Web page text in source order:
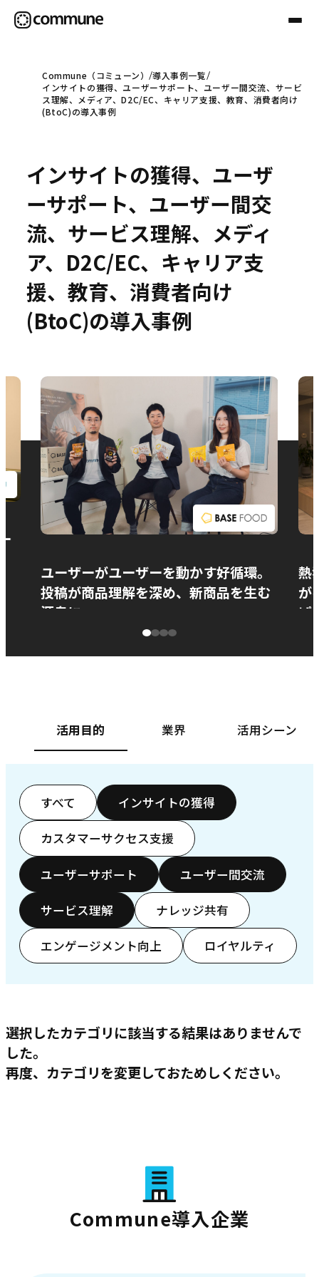
Communeについて
事例
お役立ち情報
Commune（コミューン）
導入事例一覧
インサイトの獲得、ユーザーサポート、ユーザー間交流、サービ
ス理解、メディア、D2C/EC、キャリア支援、教育、消費者向け
(BtoC)の導入事例
インサイトの獲得、ユーザ
ーサポート、ユーザー間交
流、サービス理解、メディ
ア、D2C/EC、キャリア支
援、教育、消費者向け
(BtoC)の導入事例
ユーザーがユーザーを動かす好循環。
投稿が商品理解を深め、新商品を生む
源泉に
熱
が
ぱ
活用目的 業界 活用シーン
すべて インサイトの獲得
カスタマーサクセス支援
ユーザーサポート ユーザー間交流
サービス理解 ナレッジ共有
エンゲージメント向上 ロイヤルティ
選択したカテゴリに該当する結果はありませんで
した。
再度、カテゴリを変更しておためしください。
Commune導入企業